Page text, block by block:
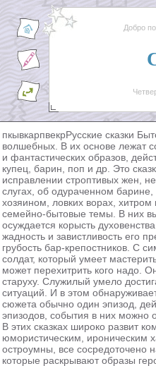
Добро
пкывкарпвекрРусские сказки
волшебных. В их основе лежат
и фантастических образов,
купец, барин, поп и др. Это
исправлении строптивых жен,
слугах, об одураченном
хозяином, ловких ворах,
семейно-бытовые темы. В них
осуждается корысть
жадность и завистливость его
грубость бар-крепостников. С
солдат, который умеет
может перехитрить кого надо.
старуху. Служилый умело
ситуаций. И в этом
сюжета обычно один эпизод,
эпизодов, события в них можно
В этих сказках широко развит
юмористическим, ироническим
остроумны, все сосредоточено
которые раскрывают образы